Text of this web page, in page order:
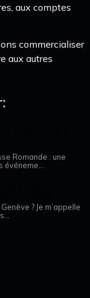
aux comptes
commercialiser
aux autres
Romande : une
? Je m’appelle